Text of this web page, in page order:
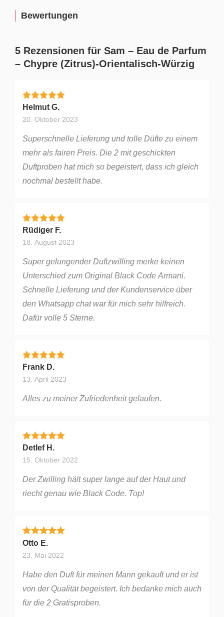
Bewertungen
5 Rezensionen für Sam – Eau de Parfum
– Chypre (Zitrus)-Orientalisch-Würzig
Bewertet mit
Helmut G.
20. Oktober 2023
Superschnelle Lieferung und tolle Düfte zu einem
mehr als fairen Preis. Die 2 mit geschickten
Duftproben hat mich so begeistert, dass ich gleich
nochmal bestellt habe.
Bewertet mit
Rüdiger F.
18. August 2023
Super gelungender Duftzwilling merke keinen
Unterschied zum Original Black Code Armani.
Schnelle Lieferung und der Kundenservice über
den Whatsapp chat war für mich sehr hilfreich.
Dafür volle 5 Sterne.
Bewertet mit
Frank D.
13. April 2023
Alles zu meiner Zufriedenheit gelaufen.
Bewertet mit
Detlef H.
15. Oktober 2022
Der Zwilling hält super lange auf der Haut und
riecht genau wie Black Code. Top!
Bewertet mit
Otto E.
23. Mai 2022
Habe den Duft für meinen Mann gekauft und er ist
von der Qualität begeistert. Ich bedanke mich auch
für die 2 Gratisproben.